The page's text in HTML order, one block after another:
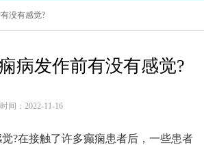
没有感觉?
病发作前有没有感觉?
间：2022-11-16
?在接触了许多癫痫患者后，一些患者